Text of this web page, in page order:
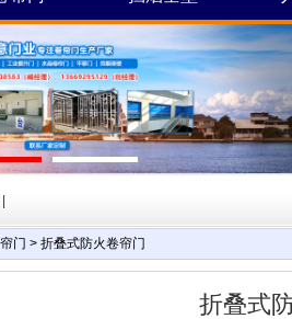
门 > 折叠式防火卷帘门
折叠式